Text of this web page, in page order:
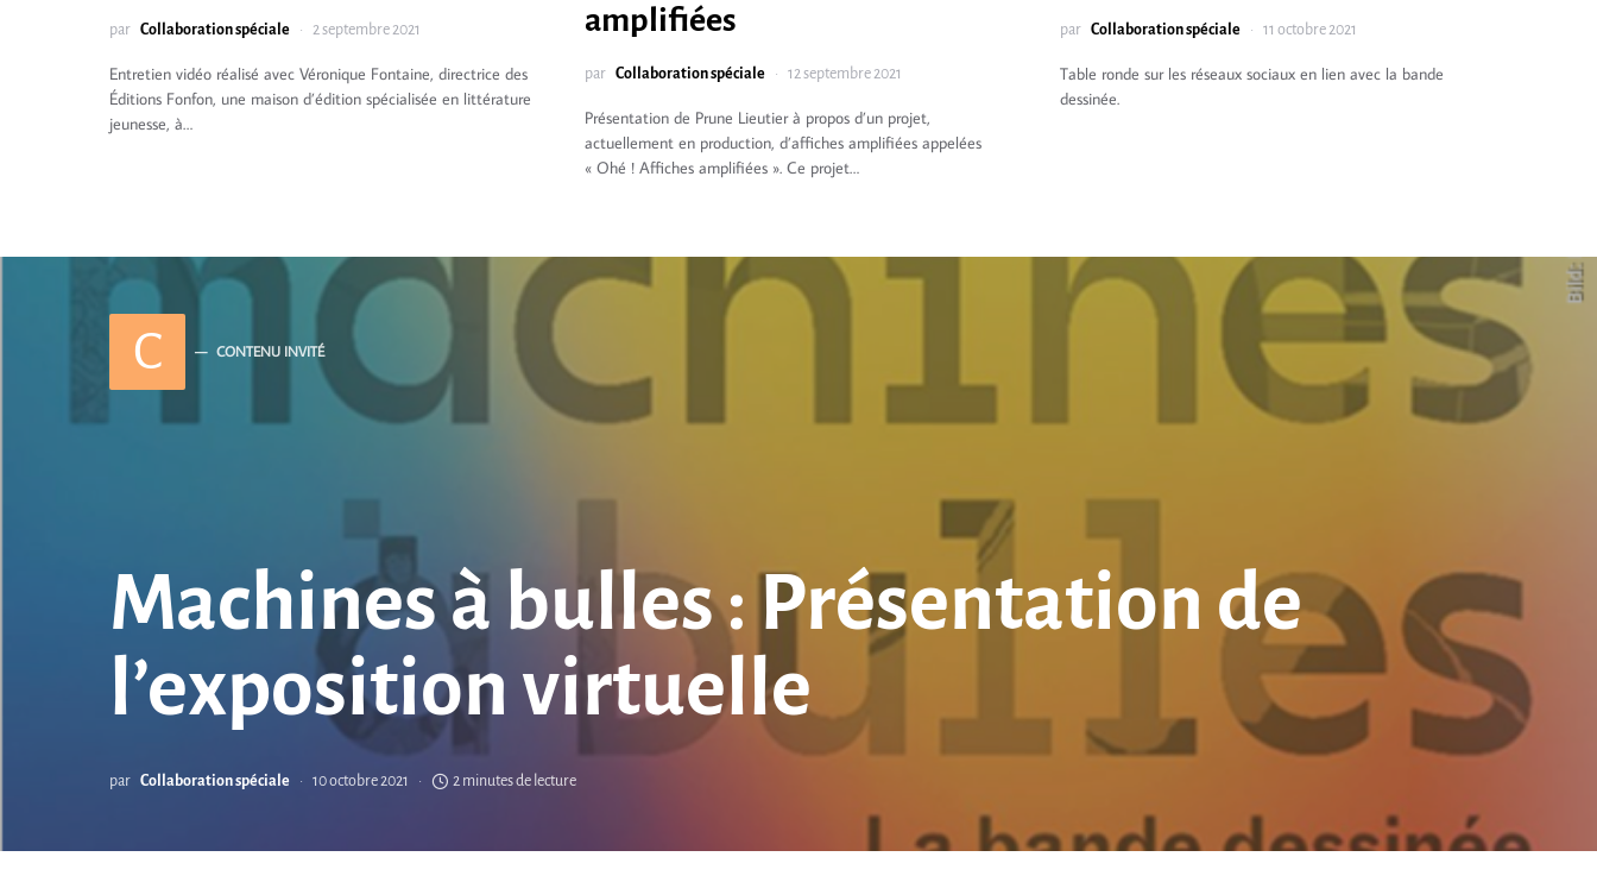
par Collaboration spéciale 2 septembre 2021
Entretien vidéo réalisé avec Véronique Fontaine, directrice des
Éditions Fonfon, une maison d’édition spécialisée en littérature
jeunesse, à…
amplifiées
par Collaboration spéciale 12 septembre 2021
Présentation de Prune Lieutier à propos d’un projet,
actuellement en production, d’affiches amplifiées appelées
« Ohé ! Affiches amplifiées ». Ce projet…
par Collaboration spéciale 11 octobre 2021
Table ronde sur les réseaux sociaux en lien avec la bande
dessinée.
C CONTENU INVITÉ
Machines à bulles : Présentation de
l’exposition virtuelle
par Collaboration spéciale 10 octobre 2021 2 minutes de lecture